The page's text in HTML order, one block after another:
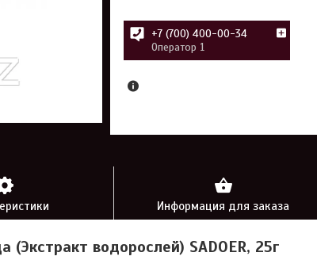
+7 (700) 400-00-34
Оператор 1
Информация для заказа
водорослей) SADOER, 25г